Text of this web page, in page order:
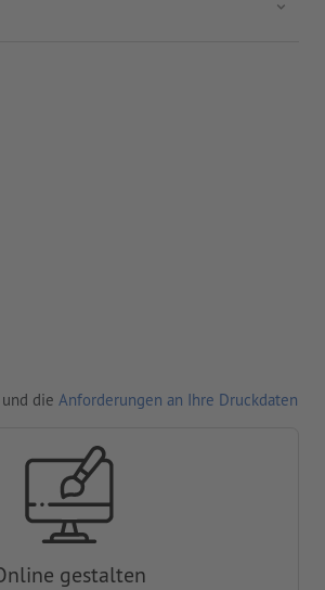
und die Anforderungen an Ihre Druckdaten
gestalten